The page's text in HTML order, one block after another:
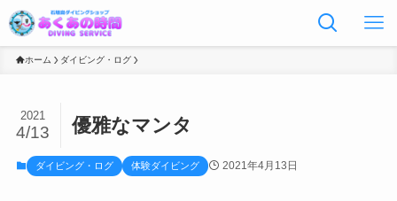
ホーム ダイビング・ログ
優雅なマンタ
2021
4/13
ダイビング・ログ 体験ダイビング 2021年4月13日